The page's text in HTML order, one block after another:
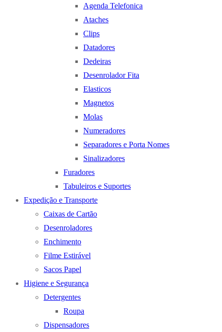
Agenda Telefonica
Ataches
Clips
Datadores
Dedeiras
Desenrolador Fita
Elasticos
Magnetos
Molas
Numeradores
Separadores e Porta Nomes
Sinalizadores
Furadores
Tabuleiros e Suportes
Expedição e Transporte
Caixas de Cartão
Desenroladores
Enchimento
Filme Estirável
Sacos Papel
Higiene e Segurança
Detergentes
Roupa
Dispensadores